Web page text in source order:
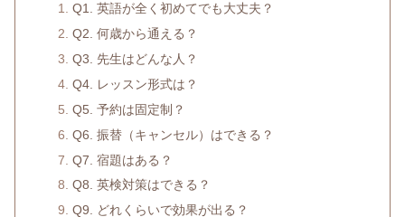
Q1. 英語が全く初めてでも大丈夫？
Q2. 何歳から通える？
Q3. 先生はどんな人？
Q4. レッスン形式は？
Q5. 予約は固定制？
Q6. 振替（キャンセル）はできる？
Q7. 宿題はある？
Q8. 英検対策はできる？
Q9. どれくらいで効果が出る？